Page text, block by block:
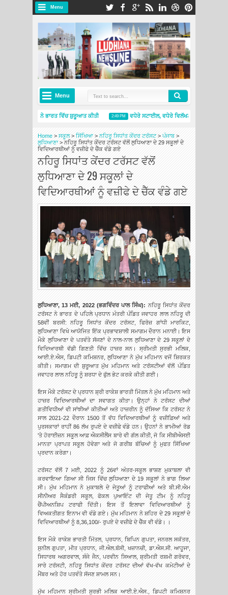
Menu
Menu
ਪ੍ਰਾਈਮੈਸੀ 5 ਨੇ ਭਾਰਤ ਵਿੱਚ ਸ਼ੁਰੂਆਤ ਕੀਤੀ 2:49 PM
ਵਧੇਰੇ ਸਟਾਈਲ, ਵਧੇਰੇ ਵਿਲੱਖਣਤਾ: ਸਕੋਡਾ ਆਟੋ
Home > ਸਕੂਲ> ਸਿੱਖਿਆ > ਨਹਿਰੂ ਸਿਧਾਂਤ ਕੇਂਦਰ ਟਰੱਸਟ> ਪੰਜਾਬ >
ਲੁਧਿਆਣਾ> ਨਹਿਰੂ ਸਿਧਾਂਤ ਕੇਂਦਰ ਟਰੱਸਟ ਵੱਲੋਂ ਲੁਧਿਆਣਾ ਦੇ 29 ਸਕੂਲਾਂ ਦੇ
ਵਿਦਿਆਰਥੀਆਂ ਨੂੰ ਵਜ਼ੀਫੇ ਦੇ ਚੈੱਕ ਵੰਡੇ ਗਏ
ਨਹਿਰੂ ਸਿਧਾਂਤ ਕੇਂਦਰ ਟਰੱਸਟ ਵੱਲੋਂ
ਲੁਧਿਆਣਾ ਦੇ 29 ਸਕੂਲਾਂ ਦੇ
ਵਿਦਿਆਰਥੀਆਂ ਨੂੰ ਵਜ਼ੀਫੇ ਦੇ ਚੈੱਕ ਵੰਡੇ ਗਏ
ਲੁਧਿਆਣਾ, 13 ਮਈ, 2022 (ਭਗਵਿੰਦਰ ਪਾਲ ਸਿੰਘ):ਨਹਿਰੂ ਸਿਧਾਂਤ ਕੇਂਦਰ
ਟਰੱਸਟ ਨੇ ਭਾਰਤ ਦੇ ਪਹਿਲੇ ਪ੍ਰਧਾਨ ਮੰਤਰੀ ਪੰਡਿਤ ਜਵਾਹਰ ਲਾਲ ਨਹਿਰੂ ਦੀ
58ਵੀਂ ਬਰਸੀ: ਨਹਿਰੂ ਸਿਧਾਂਤ ਕੇਂਦਰ ਟਰੱਸਟ, ਫਿਰੋਜ਼ ਗਾਂਧੀ ਮਾਰਕਿਟ,
ਲੁਧਿਆਣਾ ਵਿਖੇ ਆਯੋਜਿਤ ਇੱਕ ਪ੍ਰਭਾਵਸ਼ਾਲੀ ਸਮਾਗਮ ਦੌਰਾਨ ਮਨਾਈ। ਇਸ
ਮੌਕੇ ਲੁਧਿਆਣਾ ਦੇ ਪਤਵੰਤੇ ਸੱਜਣਾਂ ਦੇ ਨਾਲ-ਨਾਲ ਲੁਧਿਆਣਾ ਦੇ 29 ਸਕੂਲਾਂ ਦੇ
ਵਿਦਿਆਰਥੀ ਵੱਡੀ ਗਿਣਤੀ ਵਿੱਚ ਹਾਜ਼ਰ ਸਨ। ਸ੍ਰੀਮਤੀ ਸੁਰਭੀ ਮਲਿਕ,
ਆਈ.ਏ.ਐਸ, ਡਿਪਟੀ ਕਮਿਸ਼ਨਰ, ਲੁਧਿਆਣਾ ਨੇ ਮੁੱਖ ਮਹਿਮਾਨ ਵਜੋਂ ਸ਼ਿਰਕਤ
ਕੀਤੀ। ਸਮਾਗਮ ਦੀ ਸ਼ੁਰੂਆਤ ਮੁੱਖ ਮਹਿਮਾਨ ਅਤੇ ਟਰੱਸਟੀਆਂ ਵੱਲੋਂ ਪੰਡਿਤ
ਜਵਾਹਰ ਲਾਲ ਨਹਿਰੂ ਨੂੰ ਸ਼ਰਧਾ ਦੇ ਫੁੱਲ ਭੇਟ ਕਰਕੇ ਕੀਤੀ ਗਈ।
ਇਸ ਮੌਕੇ ਟਰੱਸਟ ਦੇ ਪ੍ਰਧਾਨ ਸ਼੍ਰੀ ਰਾਕੇਸ਼ ਭਾਰਤੀ ਮਿੱਤਲ ਨੇ ਮੁੱਖ ਮਹਿਮਾਨ ਅਤੇ
ਹਾਜ਼ਰ ਵਿਦਿਆਰਥੀਆਂ ਦਾ ਸਵਾਗਤ ਕੀਤਾ। ਉਨ੍ਹਾਂ ਨੇ ਟਰੱਸਟ ਦੀਆਂ
ਗਤੀਵਿਧੀਆਂ ਵੀ ਸਾਂਝੀਆਂ ਕੀਤੀਆਂ ਅਤੇ ਹਾਜ਼ਰੀਨ ਨੂੰ ਦੱਸਿਆ ਕਿ ਟਰੱਸਟ ਨੇ
ਸਾਲ 2021-22 ਦੌਰਾਨ 1500 ਤੋਂ ਵੱਧ ਵਿਦਿਆਰਥੀਆਂ ਨੂੰ ਵਜ਼ੀਫ਼ਿਆਂ ਅਤੇ
ਪੁਰਸਕਾਰਾਂ ਰਾਹੀਂ 86 ਲੱਖ ਰੁਪਏ ਦੇ ਵਜ਼ੀਫੇ ਵੰਡੇ ਹਨ। ਉਹਨਾਂ ਨੇ ਭਾਮੀਆਂ ਰੋਡ
'ਤੇ ਹੋਰਾਈਜ਼ਨ ਸਕੂਲ ਆਫ਼ ਐਕਸੀਲੈਂਸ ਬਾਰੇ ਵੀ ਗੱਲ ਕੀਤੀ, ਜੋ ਕਿ ਸੀਬੀਐਸਈ
ਮਾਨਤਾ ਪ੍ਰਾਪਤ ਸਕੂਲ ਹੋਵੇਗਾ ਅਤੇ ਜੋ ਗਰੀਬ ਬੱਚਿਆਂ ਨੂੰ ਮੁਫਤ ਸਿੱਖਿਆ
ਪ੍ਰਦਾਨ ਕਰੇਗਾ।
ਟਰੱਸਟ ਵੱਲੋਂ 7 ਮਈ, 2022 ਨੂੰ 26ਵਾਂ ਅੰਤਰ-ਸਕੂਲ ਭਾਸ਼ਣ ਮੁਕਾਬਲਾ ਵੀ
ਕਰਵਾਇਆ ਗਿਆ ਸੀ ਜਿਸ ਵਿੱਚ ਲੁਧਿਆਣਾ ਦੇ 19 ਸਕੂਲਾਂ ਨੇ ਭਾਗ ਲਿਆ
ਸੀ। ਮੁੱਖ ਮਹਿਮਾਨ ਨੇ ਮੁਕਾਬਲੇ ਦੇ ਜੇਤੂਆਂ ਨੂੰ ਟਰਾਫੀਆਂ ਅਤੇ ਬੀ.ਸੀ.ਐਮ
ਸੀਨੀਅਰ ਸੈਕੰਡਰੀ ਸਕੂਲ, ਫੋਕਲ ਪੁਆਇੰਟ ਦੀ ਜੇਤੂ ਟੀਮ ਨੂੰ ਨਹਿਰੂ
ਚੈਂਪੀਅਨਸ਼ਿਪ ਟਰਾਫੀ ਦਿੱਤੀ। ਇਸ ਤੋਂ ਇਲਾਵਾ ਵਿਦਿਆਰਥੀਆਂ ਨੂੰ
ਵਿਅਕਤੀਗਤ ਇਨਾਮ ਵੀ ਵੰਡੇ ਗਏ। ਮੁੱਖ ਮਹਿਮਾਨ ਨੇ ਸ਼ਹਿਰ ਦੇ 29 ਸਕੂਲਾਂ ਦੇ
ਵਿਦਿਆਰਥੀਆਂ ਨੂੰ 8,36,100/- ਰੁਪਏ ਦੇ ਵਜ਼ੀਫੇ ਦੇ ਚੈੱਕ ਵੀ ਵੰਡੇ। ।
ਇਸ ਮੌਕੇ ਰਾਕੇਸ਼ ਭਾਰਤੀ ਮਿੱਤਲ, ਪ੍ਰਧਾਨ, ਬਿਪਿਨ ਗੁਪਤਾ, ਜਨਰਲ ਸਕੱਤਰ,
ਸੁਨੀਲ ਗੁਪਤਾ, ਮੀਤ ਪ੍ਰਧਾਨ, ਜੀ.ਐਲ.ਬੱਸੀ, ਖਜ਼ਾਨਚੀ, ਡਾ.ਐਸ.ਸੀ. ਆਹੂਜਾ,
ਸਿਧਾਰਥ ਅਗਰਵਾਲ, ਸੰਜੇ ਜੈਨ, ਪਰਵੀਨ ਸਿਆਲ, ਸ਼੍ਰੀਮਤੀ ਰਸ਼ਮੀ ਗਰੋਵਰ,
ਸਾਰੇ ਟਰੱਸਟੀ, ਨਹਿਰੂ ਸਿਧਾਂਤ ਕੇਂਦਰ ਟਰੱਸਟ ਦੀਆਂ ਵੱਖ-ਵੱਖ ਕਮੇਟੀਆਂ ਦੇ
ਮੈਂਬਰ ਅਤੇ ਹੋਰ ਪਤਵੰਤੇ ਸੱਜਣ ਸ਼ਾਮਲ ਸਨ।
ਮੁੱਖ ਮਹਿਮਾਨ ਸ੍ਰੀਮਤੀ ਸੁਰਭੀ ਮਲਿਕ ਆਈ.ਏ.ਐਸ., ਡਿਪਟੀ ਕਮਿਸ਼ਨਰ